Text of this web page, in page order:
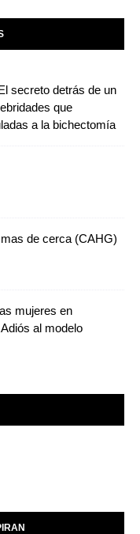
secreto detrás de un
que
a la bichectomía
de cerca (CAHG)
mujeres en
al modelo